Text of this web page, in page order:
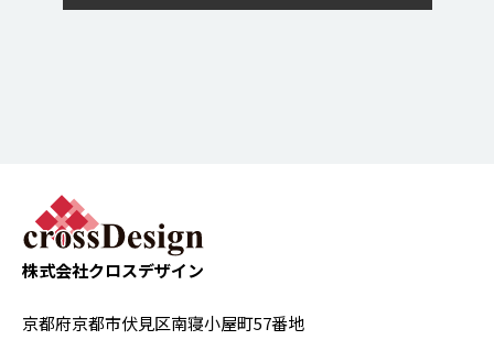
株式会社クロスデザイン
京都府京都市伏見区南寝小屋町57番地